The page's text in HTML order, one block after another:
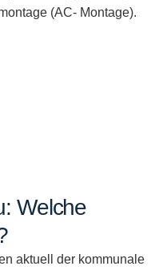
(AC- Montage).
Welche
aktuell der kommunale